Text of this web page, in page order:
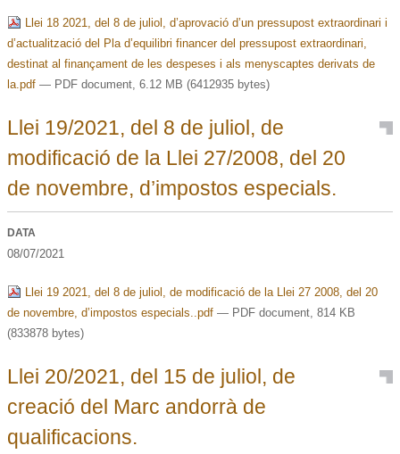
Llei 18 2021, del 8 de juliol, d’aprovació d’un pressupost extraordinari i
d’actualització del Pla d’equilibri financer del pressupost extraordinari,
destinat al finançament de les despeses i als menyscaptes derivats de
la.pdf— PDF document, 6.12 MB (6412935 bytes)
Llei 19/2021, del 8 de juliol, de
modificació de la Llei 27/2008, del 20
de novembre, d’impostos especials.
DATA
08/07/2021
Llei 19 2021, del 8 de juliol, de modificació de la Llei 27 2008, del 20
de novembre, d’impostos especials..pdf— PDF document, 814 KB
(833878 bytes)
Llei 20/2021, del 15 de juliol, de
creació del Marc andorrà de
qualificacions.